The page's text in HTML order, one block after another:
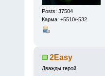
Posts: 37504
Карма: +5510/-532
2Easy
Дважды герой